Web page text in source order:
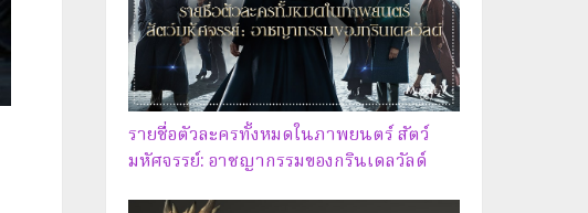
รายชื่อตัวละครทั้งหมดในภาพยนตร์ สัตว์
มหัศจรรย์: อาชญากรรมของกรินเดลวัลด์